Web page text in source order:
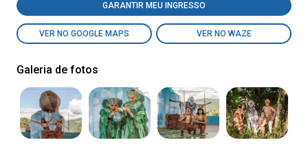
GARANTIR MEU INGRESSO
VER NO GOOGLE MAPS VER NO WAZE
Galeria de fotos